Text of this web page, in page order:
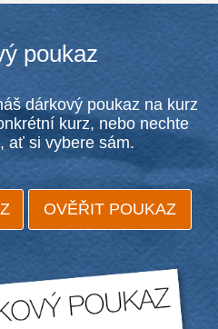
poukaz
dárkový poukaz na kurz
kurz, nebo nechte
ať si vybere sám.
OVĚŘIT POUKAZ